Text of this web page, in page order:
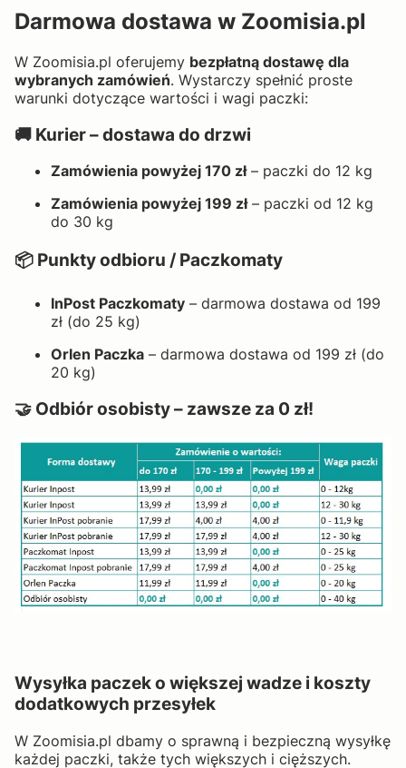
Darmowa dostawa w Zoomisia.pl
W Zoomisia.pl oferujemy bezpłatną dostawę dla
wybranych zamówień. Wystarczy spełnić proste
warunki dotyczące wartości i wagi paczki:
🚚 Kurier – dostawa do drzwi
Zamówienia powyżej 170 zł– paczki do 12 kg
Zamówienia powyżej 199 zł– paczki od 12 kg
do 30 kg
📦 Punkty odbioru / Paczkomaty
InPost Paczkomaty – darmowa dostawa od 199
zł (do 25 kg)
Orlen Paczka – darmowa dostawa od 199 zł (do
20 kg)
🤝 Odbiór osobisty – zawsze za 0 zł!
Wysyłka paczek o większej wadze i koszty
dodatkowych przesyłek
W Zoomisia.pl dbamy o sprawną i bezpieczną wysyłkę
każdej paczki, także tych większych i cięższych.